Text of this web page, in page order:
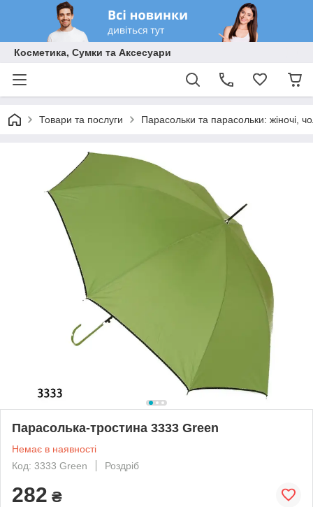
Косметика, Сумки та Аксесуари
Товари та послуги Парасольки та парасольки: жіночі,
Парасолька-тростина 3333 Green
Немає в наявності
Код: 3333 Green
Роздріб
282 ₴